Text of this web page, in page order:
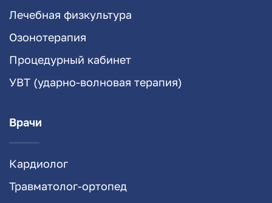
Лечебная физкультура
Озонотерапия
Процедурный кабинет
УВТ (ударно-волновая терапия)
Врачи
Кардиолог
Травматолог-ортопед